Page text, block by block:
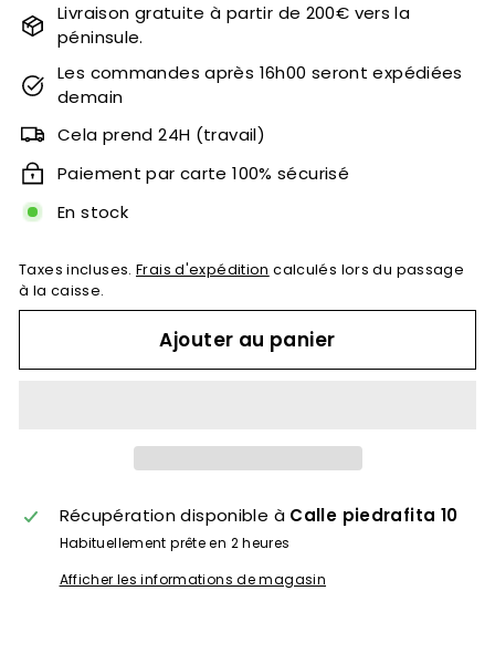
Livraison gratuite à partir de 200€ vers la
péninsule.
Les commandes après 16h00 seront expédiées
demain
Cela prend 24H (travail)
Paiement par carte 100% sécurisé
En stock
Taxes incluses. Frais d'expédition calculés lors du passage
à la caisse.
Ajouter au panier
Récupération disponible à Calle piedrafita 10
Habituellement prête en 2 heures
Afficher les informations de magasin